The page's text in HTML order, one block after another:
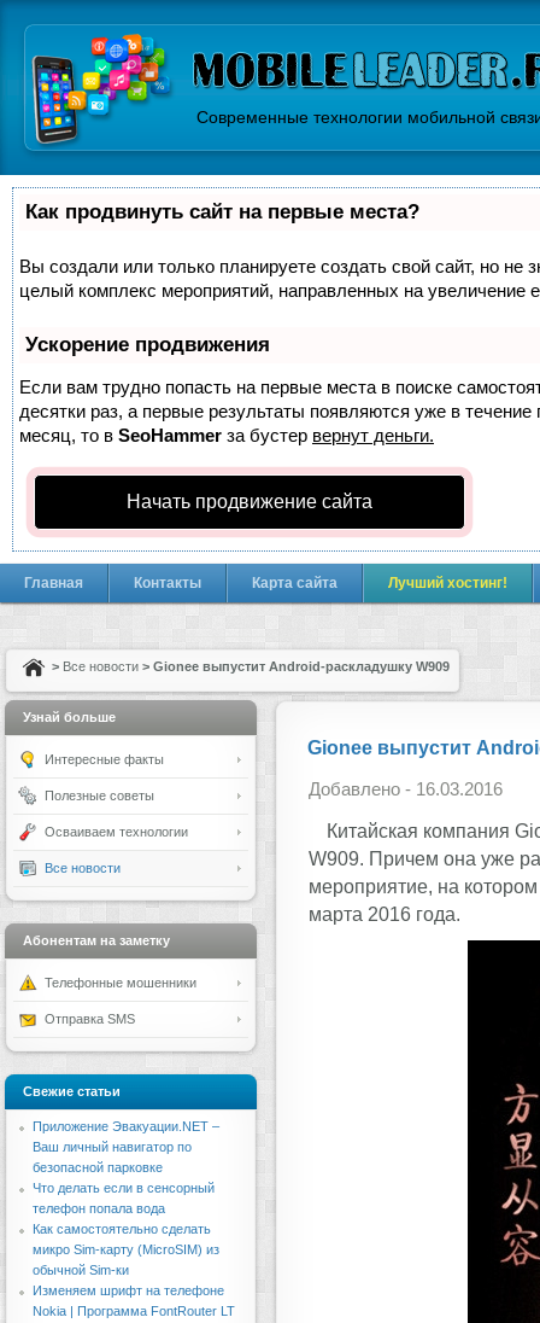
Современные технологии мобильной
Как продвинуть сайт на первые места?
Вы создали или только планируете создать свой сайт, но не
целый комплекс мероприятий, направленных на увеличение
Ускорение продвижения
Если вам трудно попасть на первые места в поиске
десятки раз, а первые результаты появляются уже в
месяц, то в SeoHammer за бустер вернут деньги.
Начать продвижение сайта
Главная Контакты Карта сайта Лучший хостинг!
> Все новости > Gionee выпустит Android-раскладушку W909
Gionee выпустит
Добавлено - 16.03.2016
Китайская компания
W909. Причем она уже
мероприятие, на
марта 2016 года.
Узнай больше
Интересные факты
Полезные советы
Осваиваем технологии
Все новости
Абонентам на заметку
Телефонные мошенники
Отправка SMS
Свежие статьи
Приложение Эвакуации.NET –
Ваш личный навигатор по
безопасной парковке
Что делать если в сенсорный
телефон попала вода
Как самостоятельно сделать
микро Sim-карту (MicroSIM) из
обычной Sim-ки
Изменяем шрифт на телефоне
Nokia | Программа FontRouter LT